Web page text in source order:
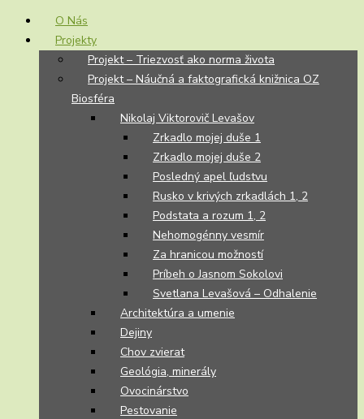
O Nás
Projekty
Projekt – Triezvosť ako norma života
Projekt – Náučná a faktografická knižnica OZ
Biosféra
Nikolaj Viktorovič Levašov
Zrkadlo mojej duše 1
Zrkadlo mojej duše 2
Posledný apel ľudstvu
Rusko v krivých zrkadlách 1, 2
Podstata a rozum 1, 2
Nehomogénny vesmír
Za hranicou možností
Príbeh o Jasnom Sokolovi
Svetlana Levašová – Odhalenie
Architektúra a umenie
Dejiny
Chov zvierat
Geológia, minerály
Ovocinárstvo
Pestovanie